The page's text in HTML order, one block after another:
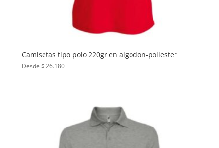
Camisetas tipo polo 220gr en algodon-poliester
Desde $ 26.180